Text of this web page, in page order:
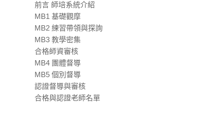
前言 師培系統介紹
MB1 基礎觀摩
MB2 練習帶領與探詢
MB3 教學密集
合格師資審核
MB4 團體督導
MB5 個別督導
認證督導與審核
合格與認證老師名單